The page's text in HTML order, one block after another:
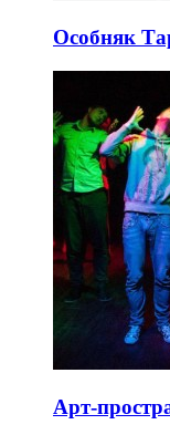
Особняк
Арт-